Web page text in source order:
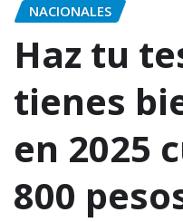
NACIONALES
Haz tu
tienes
en 2025
800